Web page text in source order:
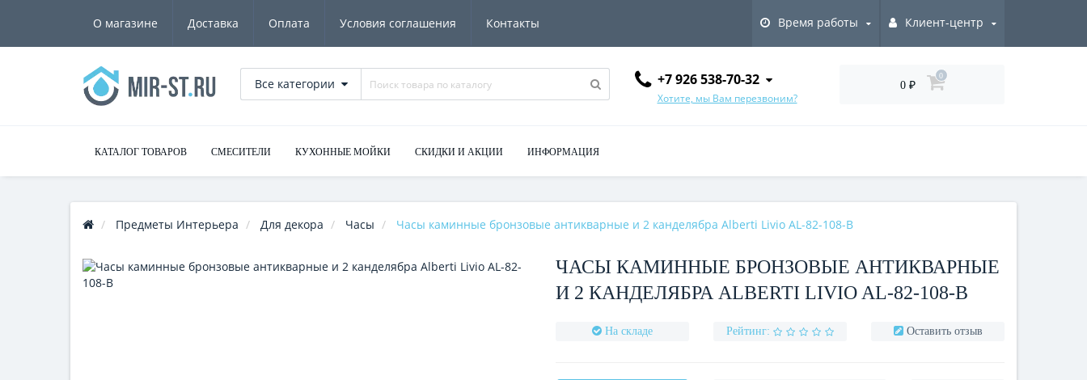
О магазине Доставка Оплата Условия соглашения Контакты Время работы Клиент-центр
Все категории +7 926 538-70-32
Хотите, мы Вам перезвоним?
0 ₽
0
КАТАЛОГ ТОВАРОВ СМЕСИТЕЛИ КУХОННЫЕ МОЙКИ СКИДКИ И АКЦИИ ИНФОРМАЦИЯ
Предметы Интерьера Для декора Часы Часы каминные бронзовые антикварные и 2 канделябра Alberti Livio AL-82-108-B
ЧАСЫ КАМИННЫЕ БРОНЗОВЫЕ АНТИКВАРНЫЕ
И 2 КАНДЕЛЯБРА ALBERTI LIVIO AL-82-108-B
На складе Рейтинг: Оставить отзыв